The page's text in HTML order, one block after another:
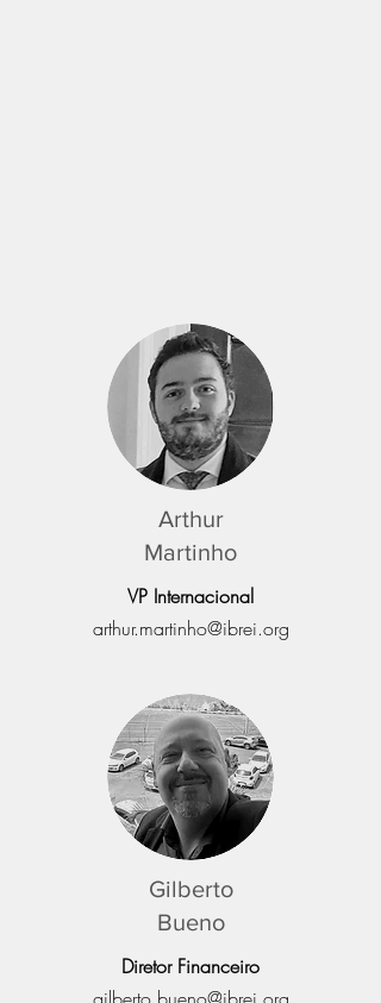
Arthur
Martinho
VP Internacional
arthur.martinho@ibrei.org
Gilberto
Bueno
Diretor Financeiro